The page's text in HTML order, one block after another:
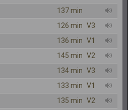
137 min
126 min V3
136 min V1
145 min V2
134 min V3
133 min V1
135 min V2